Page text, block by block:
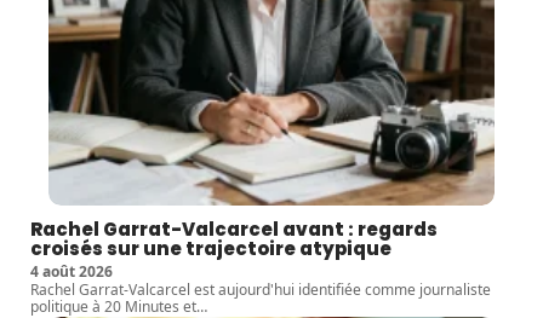
Rachel Garrat-Valcarcel avant : regards
croisés sur une trajectoire atypique
4 août 2026
Rachel Garrat-Valcarcel est aujourd'hui identifiée comme journaliste
politique à 20 Minutes et…